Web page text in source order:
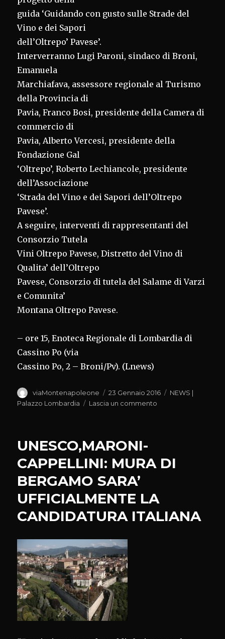
guida ‘Guidando con gusto sulle Strade del
Vino e dei Sapori
dell’Oltrepo’ Pavese’.
Interverranno Lugi Paroni, sindaco di Broni,
Emanuela
Marchiafava, assessore regionale al Turismo
della Provincia di
Pavia, Franco Bosi, presidente della Camera di
commercio di
Pavia, Alberto Vercesi, presidente della
Fondazione Gal
‘Oltrepo’, Roberto Lechiancole, presidente
dell’Associazione
‘Strada del Vino e dei Sapori dell’Oltrepo
Pavese’.
A seguire, interventi di rappresentanti del
Consorzio Tutela
Vini Oltrepo Pavese, Distretto del Vino di
Qualita’ dell’Oltrepo
Pavese, Consorzio di tutela del Salame di Varzi
e Comunita’
Montana Oltrepo Pavese.
– ore 15, Enoteca Regionale di Lombardia di
Cassino Po (via
Cassino Po, 2 – Broni/Pv). (Lnews)
Autore
viaMontenapoleone
Pubblicato
il
23 Gennaio 2016 Categorie
NEWS |
Palazzo Lombardia
Lascia un commento
SULLE
VINO
DEI
UNESCO,MARONI-
CAPPELLINI: MURA DI
BERGAMO SARA’
UFFICIALMENTE LA
CANDIDATURA ITALIANA